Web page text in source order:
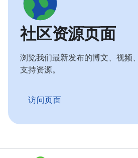
社区资源页面
浏览我们最新发布的博文、视频
支持资源。
访问页面